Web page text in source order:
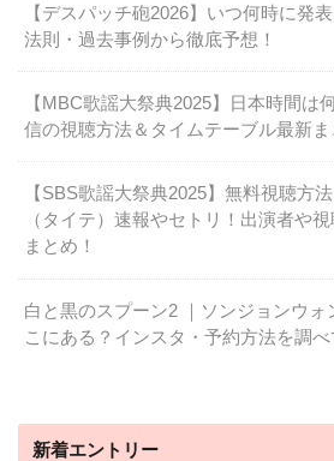
【デスパッチ砲2026】いつ何時に発
法則・過去事例から徹底予想！
【MBC歌謡大祭典2025】日本時間は
信の視聴方法＆タイムテーブル最新ま
【SBS歌謡大祭典2025】無料視聴方
（タイテ）速報やセトリ！出演者や
まとめ！
白と黒のスプーン2 ｜ソンジョンウ
こにある？インスタ・予約方法を調べ
新着エントリー